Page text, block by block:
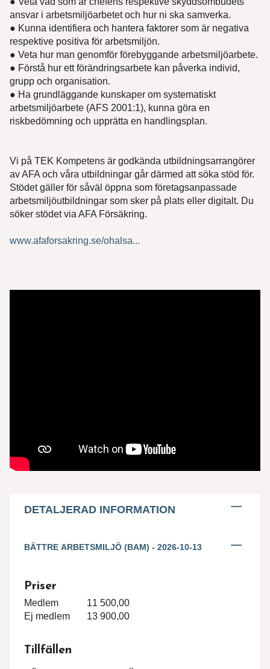
ansvar i arbetsmiljöarbetet och hur ni ska samverka.
● Kunna identifiera och hantera faktorer som är negativa
respektive positiva för arbetsmiljön.
● Veta hur man genomför förebyggande arbetsmiljöarbete.
● Förstå hur ett förändringsarbete kan påverka individ,
grupp och organisation.
● Ha grundläggande kunskaper om systematiskt
arbetsmiljöarbete (AFS 2001:1), kunna göra en
riskbedömning och upprätta en handlingsplan.
Vi på TEK Kompetens är godkända utbildningsarrangörer
av AFA och våra utbildningar går därmed att söka stöd för.
Stödet gäller för såväl öppna som företagsanpassade
arbetsmiljöutbildningar som sker på plats eller digitalt. Du
söker stödet via AFA Försäkring.
www.afaforsakring.se/ohalsa...
DETALJERAD INFORMATION
BÄTTRE ARBETSMILJÖ (BAM) - 2026-10-13
Priser
Medlem
11 500,00
Ej medlem
13 900,00
Tillfällen